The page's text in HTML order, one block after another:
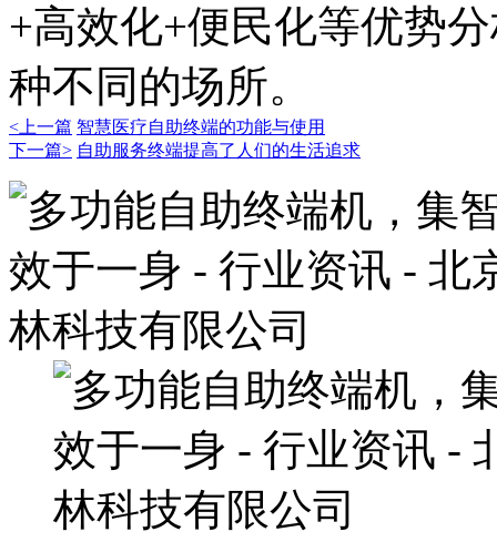
+高效化+便民化等优势
种不同的场所。
<上一篇 智慧医疗自助终端的功能与使用
下一篇> 自助服务终端提高了人们的生活追求